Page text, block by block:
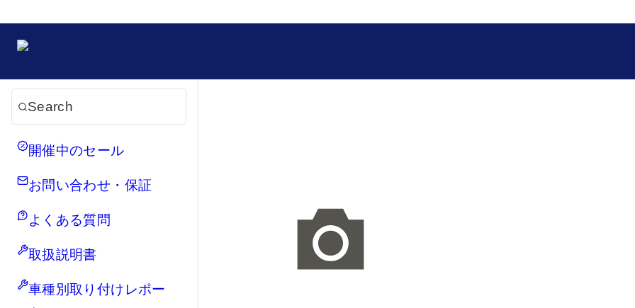
Search
開催中のセール
お問い合わせ・保証
よくある質問
取扱説明書
車種別取り付けレポー